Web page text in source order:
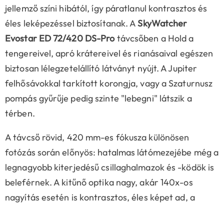
jellemző színi hibától, így páratlanul kontrasztos és
éles leképezéssel biztosítanak. ASkyWatcher
Evostar ED 72/420 DS-Protávcsőben a Hold a
tengereivel, apró krátereivel és rianásaival egészen
biztosan lélegzetelállító látványt nyújt. A Jupiter
felhősávokkal tarkított korongja, vagy a Szaturnusz
pompás gyűrűje pedig szinte "lebegni" látszik a
térben.
A távcső rövid, 420 mm-es fókusza különösen
fotózás során előnyös: hatalmas látómezejébe még a
legnagyobb kiterjedésű csillaghalmazok és -ködök is
beleférnek. A kitűnő optika nagy, akár 140x-os
nagyítás esetén is kontrasztos, éles képet ad, a